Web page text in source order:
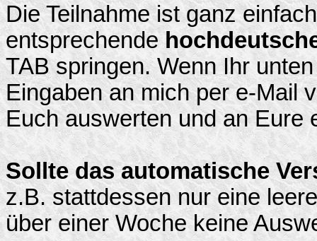
Die Teilnahme ist ganz
entsprechende
TAB springen. Wenn Ihr
Eingaben an mich per e-Mail
Euch auswerten und an Eure
Sollte das automatische
z.B. stattdessen nur eine
über einer Woche keine